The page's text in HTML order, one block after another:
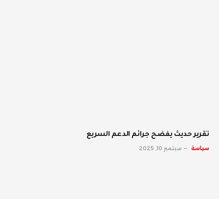
تقرير حديث يفضح جرائم الدعم السريع
سياسة سبتمبر 10, 2025